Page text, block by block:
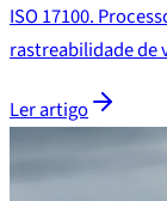
ISO 17100.
rastreabilidade de
Ler artigo